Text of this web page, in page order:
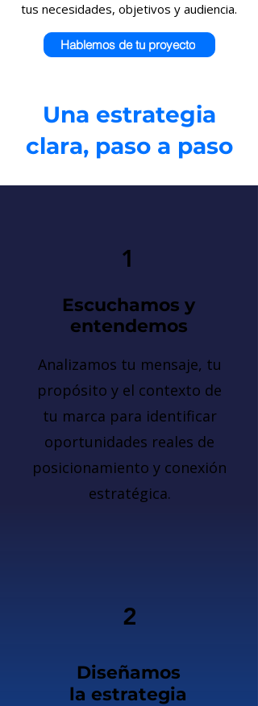
tus necesidades, objetivos y audiencia.
Hablemos de tu proyecto
Una estrategia
clara, paso a paso
1
Escuchamos y
entendemos
Analizamos tu mensaje, tu
propósito y el contexto de
tu marca para identificar
oportunidades reales de
posicionamiento y conexión
estratégica.
2
Diseñamos
la estrategia